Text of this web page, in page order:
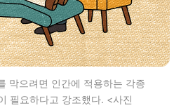
막으려면 인간에 적용하는 각종
필요하다고 강조했다. <사진